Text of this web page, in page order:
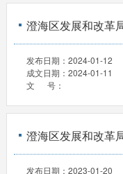
澄海区发展和改革
发布日期： 2024-01-12
成文日期： 2024-01-11
文 号：
澄海区发展和改革
发布日期： 2023-01-20